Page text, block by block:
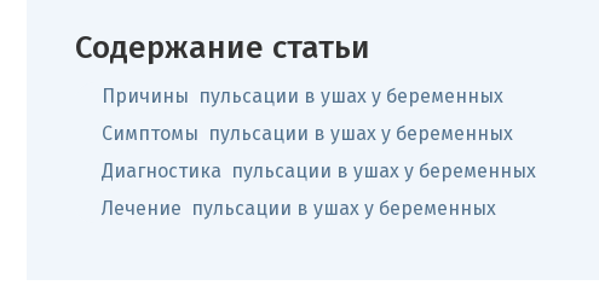
Содержание статьи
Причины пульсации в ушах у беременных
Симптомы пульсации в ушах у беременных
Диагностика пульсации в ушах у беременных
Лечение пульсации в ушах у беременных